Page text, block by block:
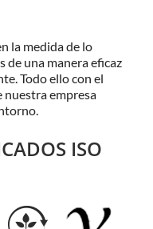
la medida de lo
de una manera eficaz
Todo ello con el
nuestra empresa
ISO